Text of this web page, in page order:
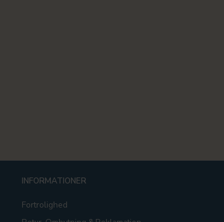
INFORMATIONER
Fortrolighed